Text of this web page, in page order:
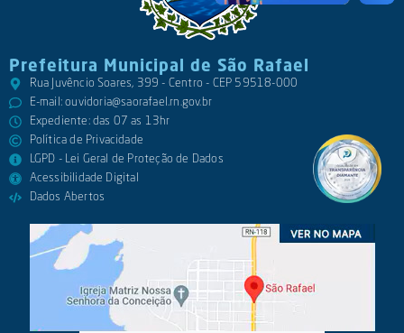
Prefeitura Municipal de São Rafael
Rua Juvêncio Soares, 399 - Centro - CEP 59518-000
E-mail:ouvidoria@saorafael.rn.gov.br
Expediente: das 07 as 13hr
Política de Privacidade
LGPD - Lei Geral de Proteção de Dados
Acessibilidade Digital
Dados Abertos